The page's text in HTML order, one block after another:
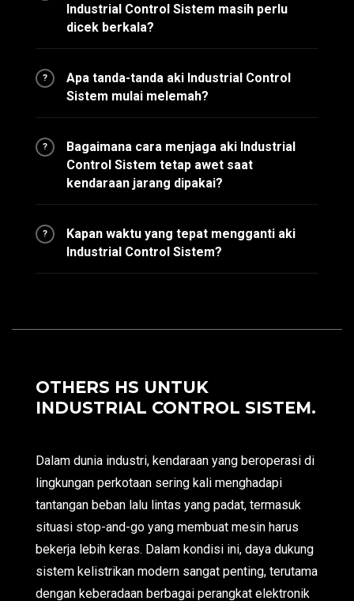
Industrial Control Sistem masih perlu
dicek berkala?
?
Apa tanda-tanda aki Industrial Control
Sistem mulai melemah?
?
Bagaimana cara menjaga aki Industrial
Control Sistem tetap awet saat
kendaraan jarang dipakai?
?
Kapan waktu yang tepat mengganti aki
Industrial Control Sistem?
OTHERS HS UNTUK
INDUSTRIAL CONTROL SISTEM.
Dalam dunia industri, kendaraan yang beroperasi di
lingkungan perkotaan sering kali menghadapi
tantangan beban lalu lintas yang padat, termasuk
situasi stop-and-go yang membuat mesin harus
bekerja lebih keras. Dalam kondisi ini, daya dukung
sistem kelistrikan modern sangat penting, terutama
dengan keberadaan berbagai perangkat elektronik